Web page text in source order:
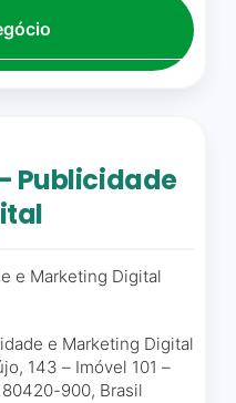
de Souza Santos
5/5
com o
exemplo
e
Vobeto ☆ 5/5
Publicidade
e Marketing Digital
143 – Imóvel 101 –
900, Brasil